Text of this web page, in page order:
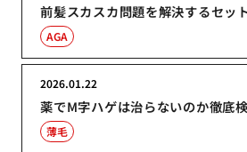
前髪スカスカ問題を解決するセッ
AGA
薬でM字ハゲは治らないのか徹底
2026.01.22
薄毛